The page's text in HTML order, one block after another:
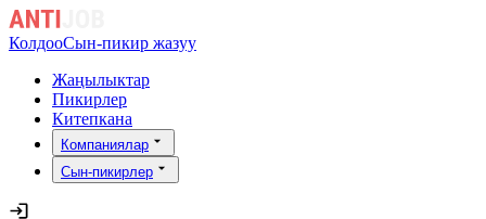
КолдооСын-пикир жазуу
Жаңылыктар
Пикирлер
Китепкана
Компаниялар
Сын-пикирлер